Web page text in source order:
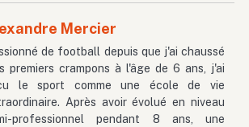
Mercier
de football depuis que j'ai chaussé
premiers crampons à l'âge de 6 ans, j'ai
le sport comme une école de vie
Après avoir évolué en niveau
professionnel pendant 8 ans, une